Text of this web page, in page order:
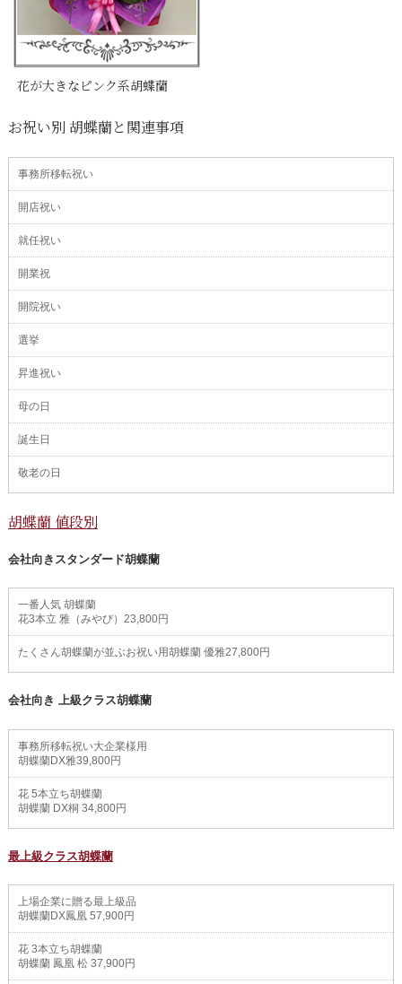
花が大きなピンク系胡蝶蘭
お祝い別 胡蝶蘭と関連事項
事務所移転祝い
開店祝い
就任祝い
開業祝
開院祝い
選挙
昇進祝い
母の日
誕生日
敬老の日
胡蝶蘭 値段別
会社向きスタンダード胡蝶蘭
一番人気 胡蝶蘭
花3本立 雅（みやび）23,800円
たくさん胡蝶蘭が並ぶお祝い用胡蝶蘭 優雅27,800円
会社向き 上級クラス胡蝶蘭
事務所移転祝い大企業様用
胡蝶蘭DX雅39,800円
花 5本立ち胡蝶蘭
胡蝶蘭 DX桐 34,800円
最上級クラス胡蝶蘭
上場企業に贈る最上級品
胡蝶蘭DX鳳凰 57,900円
花 3本立ち胡蝶蘭
胡蝶蘭 鳳凰 松 37,900円